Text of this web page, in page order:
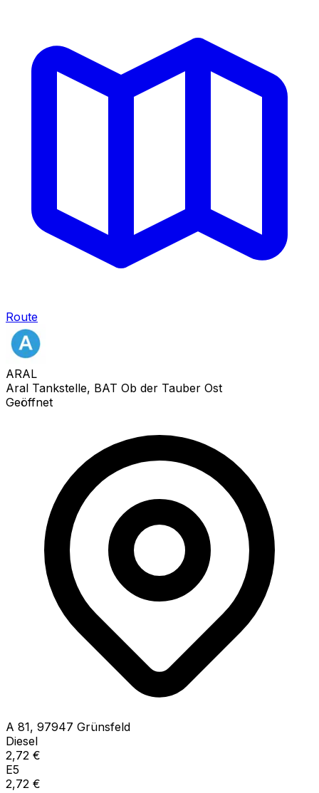
Route
ARAL
Aral Tankstelle, BAT Ob der Tauber Ost
Geöffnet
A 81, 97947 Grünsfeld
Diesel
2,72 €
E5
2,72 €